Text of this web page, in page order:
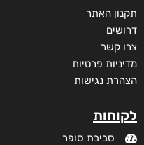
תקנון האתר
דרושים
צרו קשר
מדיניות פרטיות
הצהרת נגישות
לקוחות
סביבת סופר